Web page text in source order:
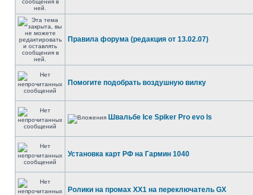
Правила форума (редакция от 13.02.07)
Помогите подобрать воздушную вилку
Швальбе Ice Spiker Pro evo ls
Установка карт РФ на Гармин 1040
Ролики на промах ХХ1 на переключатель GX